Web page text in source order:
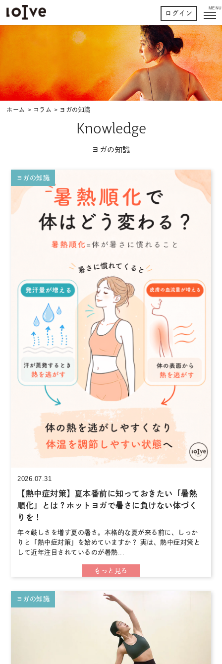
MENU
ログイン
ホーム コラム ヨガの知識
knowledge
ヨガの知識
ヨガの知識
2026.07.31
【熱中症対策】夏本番前に知っておきたい「暑熱
順化」とは？ホットヨガで暑さに負けない体づく
りを！
年々厳しさを増す夏の暑さ。本格的な夏が来る前に、しっか
りと「熱中症対策」を始めていますか？ 実は、熱中症対策と
して近年注目されているのが暑熱...
ヨガの知識